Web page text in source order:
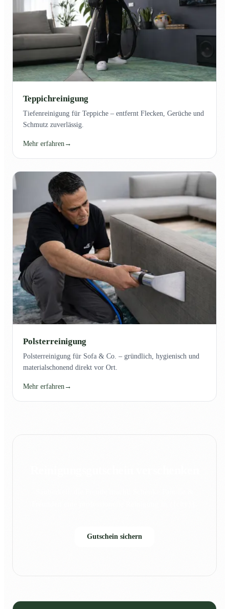
Teppichreinigung
Tiefenreinigung für Teppiche – entfernt Flecken, Gerüche und
Schmutz zuverlässig.
Mehr erfahren →
Polsterreinigung
Polsterreinigung für Sofa & Co. – gründlich, hygienisch und
materialschonend direkt vor Ort.
Mehr erfahren→
Gutschein sichern